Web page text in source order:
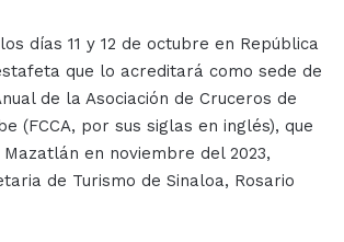
días 11 y 12 de octubre en República
que lo acreditará como sede de
de la Asociación de Cruceros de
(FCCA, por sus siglas en inglés), que
en noviembre del 2023,
de Turismo de Sinaloa, Rosario